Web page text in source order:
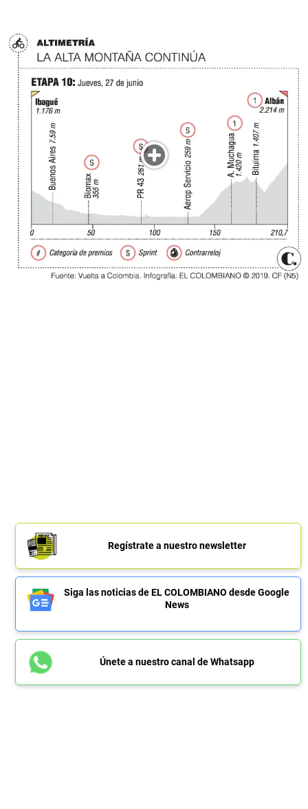
Regístrate a nuestro newsletter
Siga las noticias de EL COLOMBIANO desde Google
News
Únete a nuestro canal de Whatsapp